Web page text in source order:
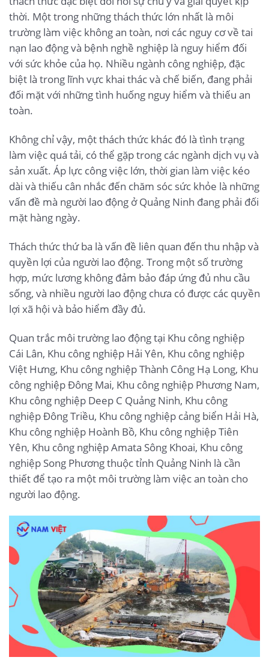
thời. Một trong những thách thức lớn nhất là môi
trường làm việc không an toàn, nơi các nguy cơ về tai
nạn lao động và bệnh nghề nghiệp là nguy hiểm đối
với sức khỏe của họ. Nhiều ngành công nghiệp, đặc
biệt là trong lĩnh vực khai thác và chế biến, đang phải
đối mặt với những tình huống nguy hiểm và thiếu an
toàn.
Không chỉ vậy, một thách thức khác đó là tình trạng
làm việc quá tải, có thể gặp trong các ngành dịch vụ và
sản xuất. Áp lực công việc lớn, thời gian làm việc kéo
dài và thiếu cân nhắc đến chăm sóc sức khỏe là những
vấn đề mà người lao động ở Quảng Ninh đang phải đối
mặt hàng ngày.
Thách thức thứ ba là vấn đề liên quan đến thu nhập và
quyền lợi của người lao động. Trong một số trường
hợp, mức lương không đảm bảo đáp ứng đủ nhu cầu
sống, và nhiều người lao động chưa có được các quyền
lợi xã hội và bảo hiểm đầy đủ.
Quan trắc môi trường lao động tại Khu công nghiệp
Cái Lân, Khu công nghiệp Hải Yên, Khu công nghiệp
Việt Hưng, Khu công nghiệp Thành Công Hạ Long, Khu
công nghiệp Đông Mai, Khu công nghiệp Phương Nam,
Khu công nghiệp Deep C Quảng Ninh, Khu công
nghiệp Đông Triều, Khu công nghiệp cảng biển Hải Hà,
Khu công nghiệp Hoành Bồ, Khu công nghiệp Tiên
Yên, Khu công nghiệp Amata Sông Khoai, Khu công
nghiệp Song Phương thuộc tỉnh Quảng Ninh là cần
thiết để tạo ra một môi trường làm việc an toàn cho
người lao động.